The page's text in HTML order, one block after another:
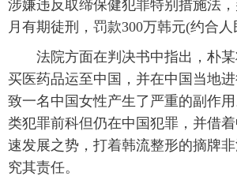
富媒体 摄影
新华电视中文 新华电视英文
涉嫌违反取缔保健犯罪特别措施法
月有期徒刑，罚款300万韩元(约合人
法院方面在判决书中指出，朴某
买医药品运至中国，并在中国当地
致一名中国女性产生了严重的副作
类犯罪前科但仍在中国犯罪，并借
速发展之势，打着韩流整形的摘牌
究其责任。